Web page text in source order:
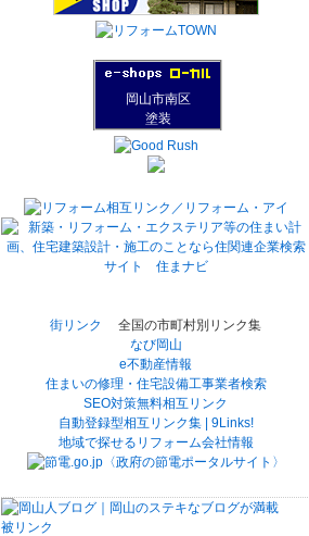
岡山市南区
塗装
街リンク
全国の市町村別リンク集
なび岡山
e不動産情報
住まいの修理・住宅設備工事業者検索
SEO対策無料相互リンク
自動登録型相互リンク集 | 9Links!
地域で探せるリフォーム会社情報
被リンク